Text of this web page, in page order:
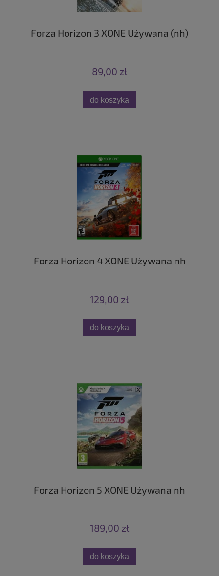
Forza Horizon 3 XONE Używana (nh)
89,00 zł
do koszyka
Forza Horizon 4 XONE Używana nh
129,00 zł
do koszyka
Forza Horizon 5 XONE Używana nh
189,00 zł
do koszyka